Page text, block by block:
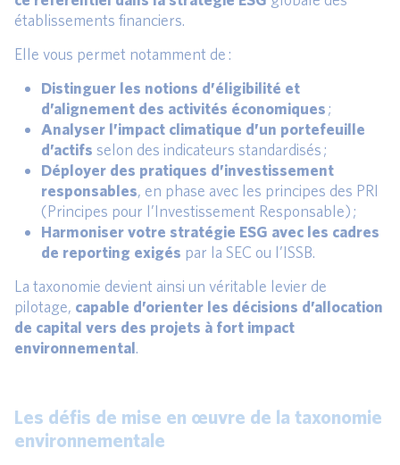
établissements financiers.
Elle vous permet notamment de :
Distinguer les notions d’éligibilité et
d’alignement des activités économiques;
Analyser l’impact climatique d’un portefeuille
d’actifs selon des indicateurs standardisés ;
Déployer des pratiques d’investissement
responsables, en phase avec les principes des PRI
(Principes pour l’Investissement Responsable) ;
Harmoniser votre stratégie ESG avec les cadres
de reporting exigés par la SEC ou l’ISSB.
La taxonomie devient ainsi un véritable levier de
pilotage, capable d’orienter les décisions d’allocation
de capital vers des projets à fort impact
environnemental.
Les défis de mise en œuvre de la taxonomie
environnementale